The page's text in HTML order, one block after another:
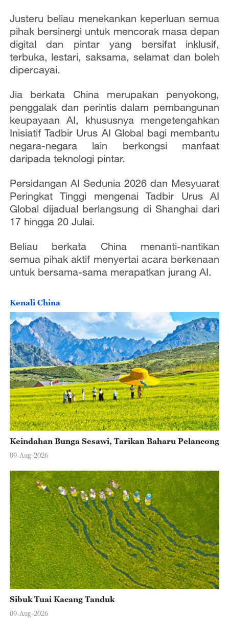
Justeru beliau menekankan keperluan semua
pihak bersinergi untuk mencorak masa depan
digital dan pintar yang bersifat inklusif,
terbuka, lestari, saksama, selamat dan boleh
dipercayai.
Jia berkata China merupakan penyokong,
penggalak dan perintis dalam pembangunan
keupayaan AI, khususnya mengetengahkan
Inisiatif Tadbir Urus AI Global bagi membantu
negara-negara lain berkongsi manfaat
daripada teknologi pintar.
Persidangan AI Sedunia 2026 dan Mesyuarat
Peringkat Tinggi mengenai Tadbir Urus AI
Global dijadual berlangsung di Shanghai dari
17 hingga 20 Julai.
Beliau berkata China menanti-nantikan
semua pihak aktif menyertai acara berkenaan
untuk bersama-sama merapatkan jurang AI.
Kenali China
Keindahan Bunga Sesawi, Tarikan Baharu Pelancong
09-Aug-2026
Sibuk Tuai Kacang Tanduk
09-Aug-2026